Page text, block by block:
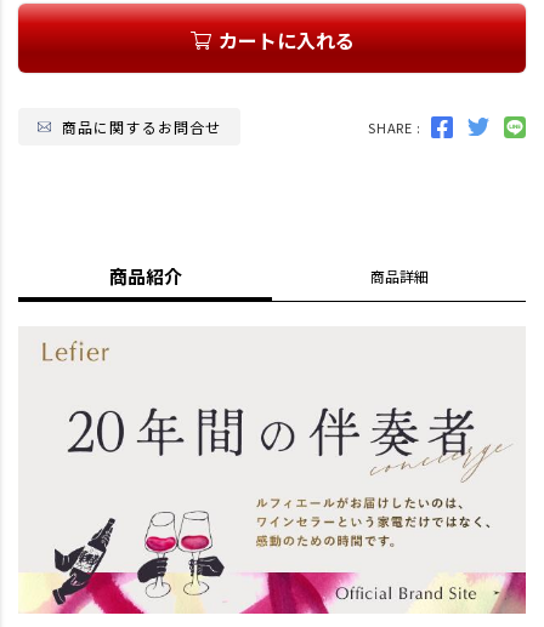
カートに入れる
商品に関するお問合せ SHARE :
商品紹介 商品詳細